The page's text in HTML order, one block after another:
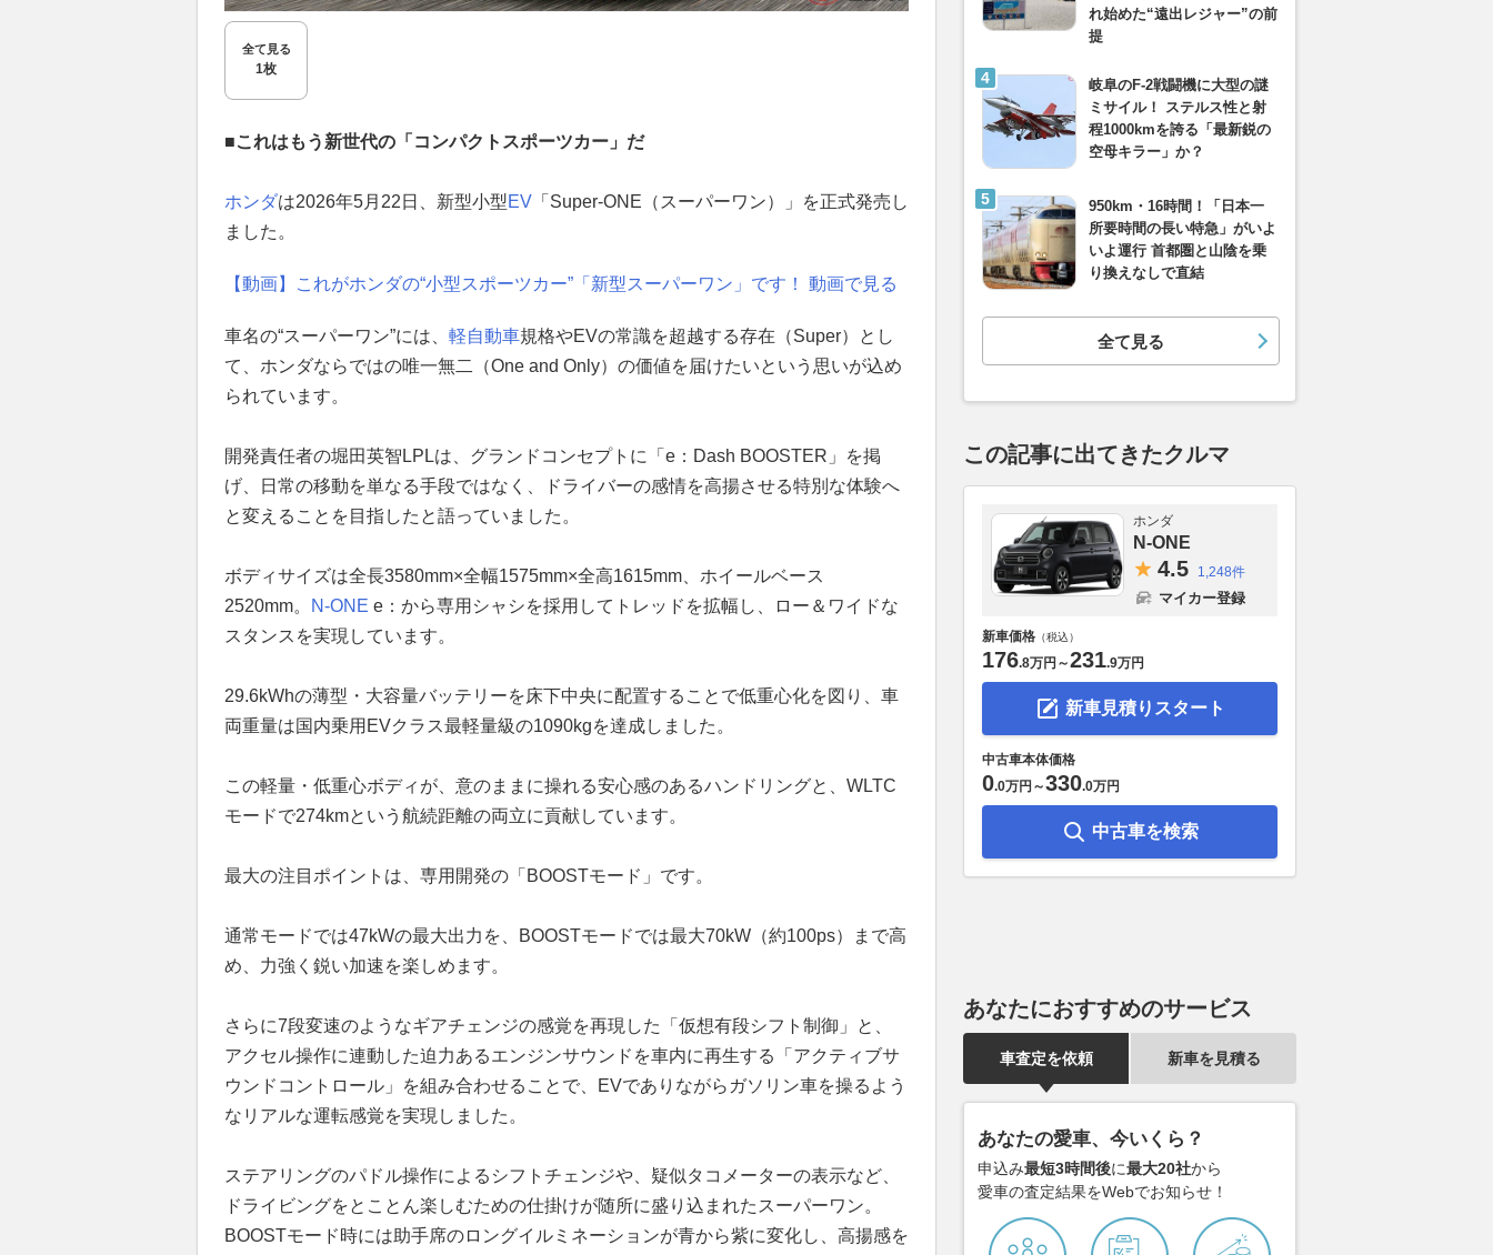
全て見る
1枚
■これはもう新世代の「コンパクトスポーツカー」だ
ホンダは2026年5月22日、新型小型EV 「Super-ONE（スーパーワン）」を正式発売し
ました。
【動画】これがホンダの“小型スポーツカー”「新型スーパーワン」です！ 動画で見る
車名の“スーパーワン”には、 軽自動車規格やEVの常識を超越する存在（Super）とし
て、ホンダならではの唯一無二（One and Only）の価値を届けたいという思いが込め
られています。
開発責任者の堀田英智LPLは、グランドコンセプトに「e：Dash BOOSTER」を掲
げ、日常の移動を単なる手段ではなく、ドライバーの感情を高揚させる特別な体験へ
と変えることを目指したと語っていました。
ボディサイズは全長3580mm×全幅1575mm×全高1615mm、ホイールベース
2520mm。
N-ONE e：から専用シャシを採用してトレッドを拡幅し、ロー＆ワイドな
スタンスを実現しています。
29.6kWhの薄型・大容量バッテリーを床下中央に配置することで低重心化を図り、車
両重量は国内乗用EVクラス最軽量級の1090kgを達成しました。
この軽量・低重心ボディが、意のままに操れる安心感のあるハンドリングと、WLTC
モードで274kmという航続距離の両立に貢献しています。
最大の注目ポイントは、専用開発の「BOOSTモード」です。
通常モードでは47kWの最大出力を、BOOSTモードでは最大70kW（約100ps）まで高
め、力強く鋭い加速を楽しめます。
さらに7段変速のようなギアチェンジの感覚を再現した「仮想有段シフト制御」と、
アクセル操作に連動した迫力あるエンジンサウンドを車内に再生する「アクティブサ
ウンドコントロール」を組み合わせることで、EVでありながらガソリン車を操るよう
なリアルな運転感覚を実現しました。
ステアリングのパドル操作によるシフトチェンジや、疑似タコメーターの表示など、
ドライビングをとことん楽しむための仕掛けが随所に盛り込まれたスーパーワン。
BOOSTモード時には助手席のロングイルミネーションが青から紫に変化し、高揚感を
れ始めた“遠出レジャー”の前
提
岐阜のF-2戦闘機に大型の謎
ミサイル！ ステルス性と射
程1000kmを誇る「最新鋭の
空母キラー」か？
950km・16時間！「日本一
所要時間の長い特急」がいよ
いよ運行 首都圏と山陰を乗
り換えなしで直結
全て見る
この記事に出てきたクルマ
ホンダ
N-ONE
4.5 1,248件
マイカー登録
新車価格 （税込）
176.8万円 ～231.9万円
新車見積りスタート
中古車本体価格
0.0万円 ～330.0万円
中古車を検索
あなたにおすすめのサービス
車査定を依頼 新車を見積る
あなたの愛車、今いくら？
申込み最短3時間後に最大20社から
愛車の査定結果をWebでお知らせ！